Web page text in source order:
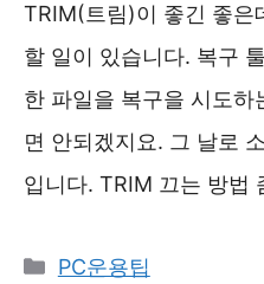
TRIM(트림)이 좋긴 좋은
할 일이 있습니다. 복구
한 파일을 복구을 시도하
면 안되겠지요. 그 날로
입니다. TRIM 끄는 방법
카
PC운용팁